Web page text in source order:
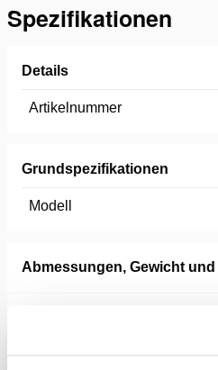
Spezifikationen
Details
Artikelnummer
Grundspezifikationen
Modell
Abmessungen, Gewicht und